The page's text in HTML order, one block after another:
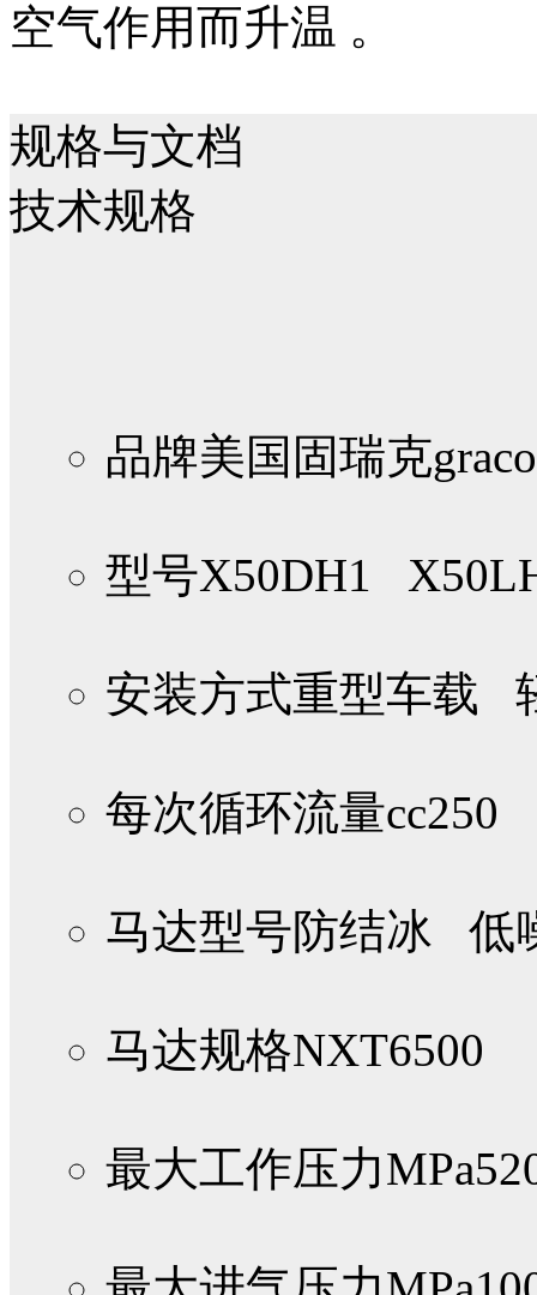
空气作用而升温 。
规格与文档
技术规格
品牌美国固瑞克graco
型号X50DH1
安装方式重型车载
每次循环流量cc250
马达型号防结冰 低
马达规格NXT6500
最大工作压力MPa